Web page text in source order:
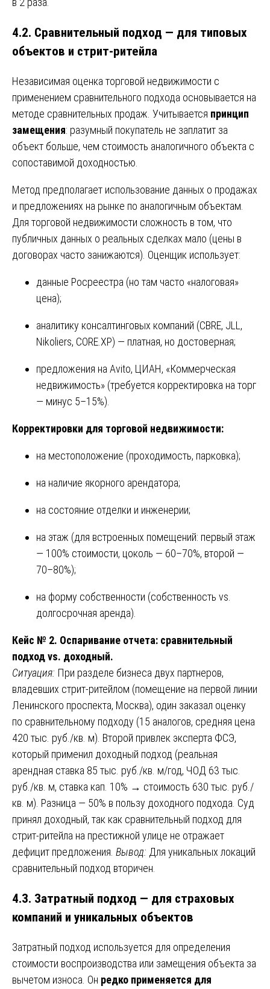
4.2. Сравнительный подход — для типовых
объектов и стрит-ритейла
Независимая оценка торговой недвижимости с
применением сравнительного подхода основывается на
методе сравнительных продаж. Учитывается принцип
замещения: разумный покупатель не заплатит за
объект больше, чем стоимость аналогичного объекта с
сопоставимой доходностью.
Метод предполагает использование данных о продажах
и предложениях на рынке по аналогичным объектам.
Для торговой недвижимости сложность в том, что
публичных данных о реальных сделках мало (цены в
договорах часто занижаются). Оценщик использует:
данные Росреестра (но там часто «налоговая»
цена);
аналитику консалтинговых компаний (CBRE, JLL,
Nikoliers, CORE.XP) — платная, но достоверная;
предложения на Avito, ЦИАН, «Коммерческая
недвижимость» (требуется корректировка на торг
— минус 5–15%).
Корректировки для торговой недвижимости:
на местоположение (проходимость, парковка);
на наличие якорного арендатора;
на состояние отделки и инженерии;
на этаж (для встроенных помещений: первый этаж
— 100% стоимости, цоколь — 60–70%, второй —
70–80%);
на форму собственности (собственность vs.
долгосрочная аренда).
Кейс № 2. Оспаривание отчета: сравнительный
подход vs. доходный.
Ситуация: При разделе бизнеса двух партнеров,
владевших стрит-ритейлом (помещение на первой линии
Ленинского проспекта, Москва), один заказал оценку
по сравнительному подходу (15 аналогов, средняя цена
420 тыс. руб./кв. м). Второй привлек эксперта ФСЭ,
который применил доходный подход (реальная
арендная ставка 85 тыс. руб./кв. м/год, ЧОД 63 тыс.
руб./кв. м, ставка кап. 10% → стоимость 630 тыс. руб./
кв. м). Разница — 50% в пользу доходного подхода. Суд
принял доходный, так как сравнительный подход для
стрит-ритейла на престижной улице не отражает
дефицит предложения. Вывод: Для уникальных локаций
сравнительный подход вторичен.
4.3. Затратный подход — для страховых
компаний и уникальных объектов
Затратный подход используется для определения
стоимости воспроизводства или замещения объекта за
вычетом износа. Он редко применяется для